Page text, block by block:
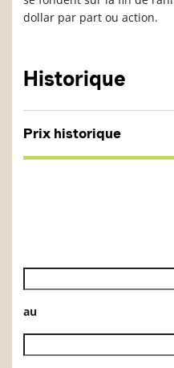
dollar par part ou action.
Historique
Prix historique
Date de début de
au
Date de fin de